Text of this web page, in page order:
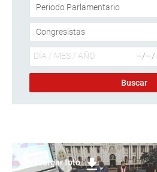
Descargar foto